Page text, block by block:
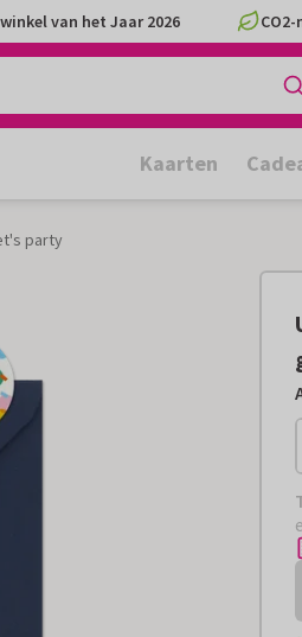
van het Jaar 2026
Kaarten
party